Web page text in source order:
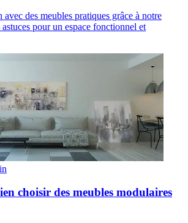
des meubles pratiques grâce à notre
pour un espace fonctionnel et
choisir des meubles modulaires